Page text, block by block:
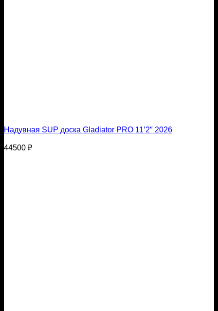
Надувная SUP доска Gladiator PRO 11’2″ 2026
44500 ₽